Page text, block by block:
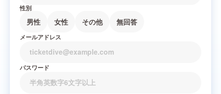
性別
男性 女性 その他 無回答
メールアドレス
パスワード